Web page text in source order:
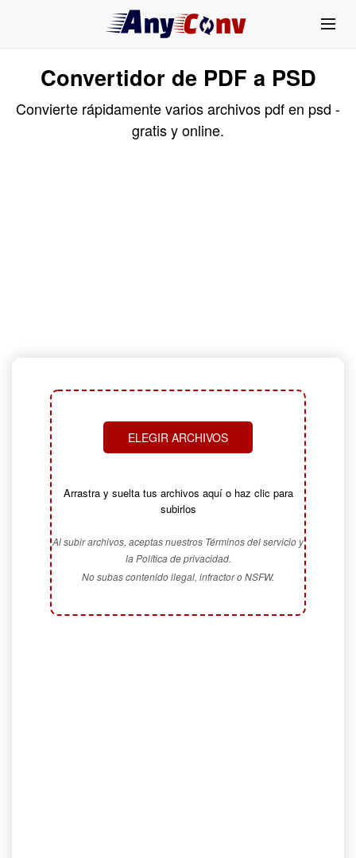
Convertidor de PDF a PSD
Convierte rápidamente varios archivos pdf en psd -
gratis y online.
ELEGIR ARCHIVOS
Arrastra y suelta tus archivos aquí o haz clic para
subirlos
Al subir archivos, aceptas nuestros Términos del servicio y
la Política de privacidad.
No subas contenido ilegal, infractor o NSFW.